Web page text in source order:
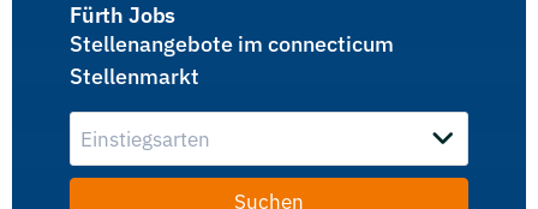
Fürth Jobs
Stellenangebote im connecticum
Stellenmarkt
Einstiegsarten